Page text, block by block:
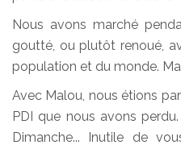
Nous avons marché
goutté, ou plutôt renoué,
population et du monde.
Avec Malou, nous étions
PDI que nous avons
Dimanche... Inutile de